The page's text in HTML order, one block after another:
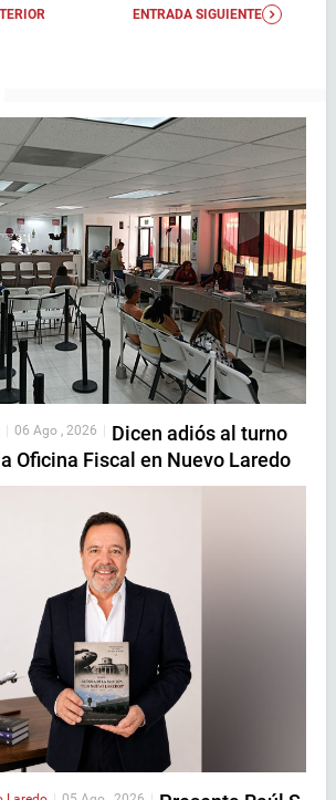
ENTRADA SIGUIENTE
06 Ago , 2026
Dicen adiós al turno
Oficina Fiscal en Nuevo Laredo